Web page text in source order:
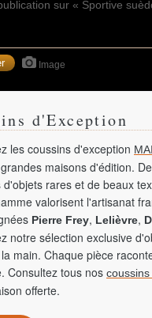
Image
d'Exception
les coussins d'exception
maisons d'édition.
d'objets rares et de beaux
valorisent l'artisanat
Pierre Frey, Lelièvre,
notre sélection exclusive
main. Chaque pièce
Consultez tous nos
offerte.